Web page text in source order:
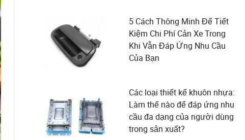
5 Cách Thông Minh Để Tiết
Kiệm Chi Phí Cản Xe Trong
Khi Vẫn Đáp Ứng Nhu Cầu
Của Bạn
Các loại thiết kế khuôn nhựa:
Làm thế nào để đáp ứng nhu
cầu đa dạng của người dùng
trong sản xuất?